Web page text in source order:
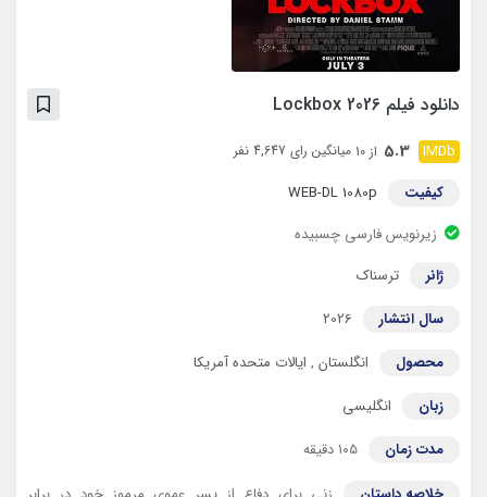
دانلود فیلم Lockbox 2026
5.3 از 10 میانگین رای 4,647 نفر
کیفیت
WEB-DL 1080p
زیرنویس فارسی چسبیده
ژانر
ترسناک
سال انتشار
2026
محصول
انگلستان , ایالات متحده آمریکا
زبان
انگلیسی
مدت زمان
۱۰۵ دقیقه